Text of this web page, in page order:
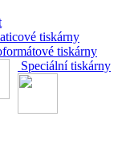
tiskárny
tiskárny
Speciální tiskárny